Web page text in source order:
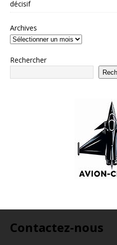
décisif
Archives
Rechercher
Contactez-nous